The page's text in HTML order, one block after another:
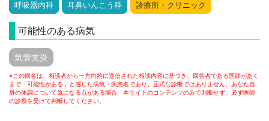
呼吸器内科 耳鼻いんこう科 診療所・クリニック
可能性のある病気
気管支炎
※この病名は、相談者から一方向的に送信された相談内容に基づき、回答者である医師があく
まで「可能性がある」と感じた病気・疾患名であり、正式な診断ではありません。あなた自
身の体調について気になる点がある場合、本サイトのコンテンツのみで判断せず、必ず医師
の診察を受けて判断してください。